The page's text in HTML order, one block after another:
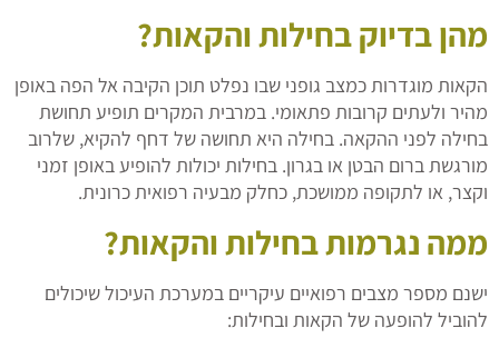
מהן בדיוק בחילות והקאות?
הקאות מוגדרות כמצב גופני שבו נפלט תוכן הקיבה אל הפה באופן
מהיר ולעתים קרובות פתאומי. במרבית המקרים תופיע תחושת
בחילה לפני ההקאה. בחילה היא תחושה של דחף להקיא, שלרוב
מורגשת ברום הבטן או בגרון. בחילות יכולות להופיע באופן זמני
וקצר, או לתקופה ממושכת, כחלק מבעיה רפואית כרונית.
ממה נגרמות בחילות והקאות?
ישנם מספר מצבים רפואיים עיקריים במערכת העיכול שיכולים
להוביל להופעה של הקאות ובחילות: